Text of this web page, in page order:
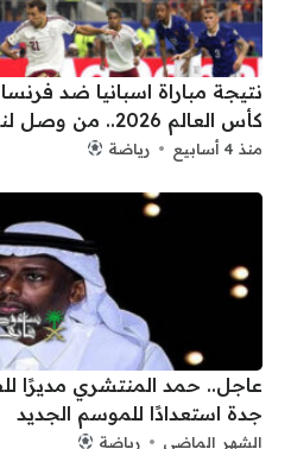
نتيجة مباراة اسبانيا ضد
كأس العالم 2026.. من وصل لنهائي المونديال؟
منذ 4 أسابيع رياضة
عاجل.. حمد المنتشري مديرًا
جدة استعدادًا للموسم الجديد
الشهر الماضي رياضة